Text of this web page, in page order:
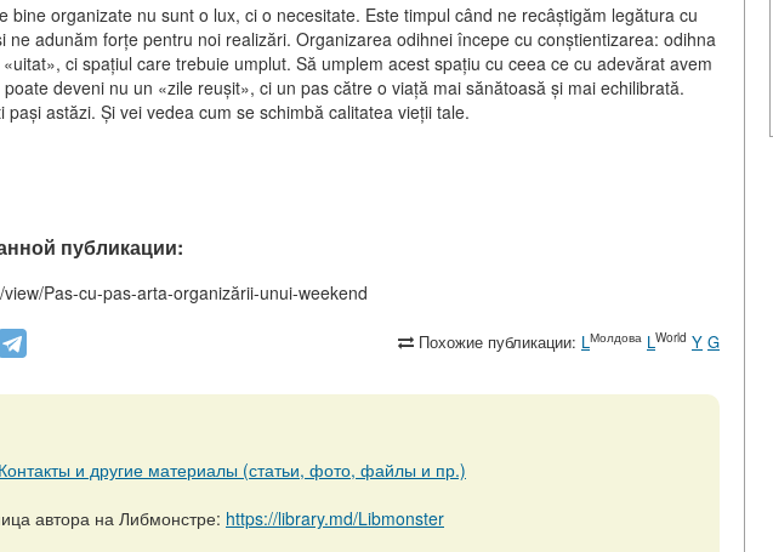
bine organizate nu sunt o lux, ci o necesitate. Este timpul când ne recâștigăm legătura cu
ne adunăm forțe pentru noi realizări. Organizarea odihnei începe cu conștientizarea: odihna
ci spațiul care trebuie umplut. Să umplem acest spațiu cu ceea ce cu adevărat avem
deveni nu un «zile reușit», ci un pas către o viață mai sănătoasă și mai echilibrată.
astăzi. Și vei vedea cum se schimbă calitatea vieții tale.
публикации:
Pas-cu-pas-arta-organizării-unui-weekend
Похожие публикации: LМолдова LWorld Y G
Контакты и другие материалы (статьи, фото, файлы и пр.)
автора на Либмонстре: https://library.md/Libmonster